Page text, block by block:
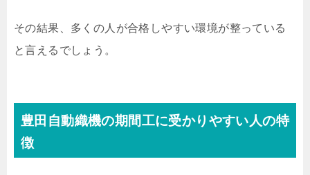
その結果、多くの人が合格しやすい環境が整っている
と言えるでしょう。
豊田自動織機の期間工に受かりやすい人の特
徴